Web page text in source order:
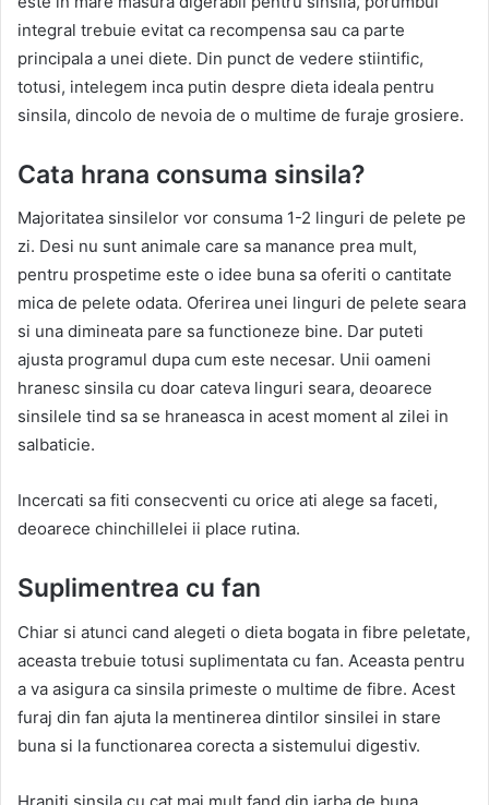
integral trebuie evitat ca recompensa sau ca parte
principala a unei diete. Din punct de vedere stiintific,
totusi, intelegem inca putin despre dieta ideala pentru
sinsila, dincolo de nevoia de o multime de furaje grosiere.
Cata hrana consuma sinsila?
Majoritatea sinsilelor vor consuma 1-2 linguri de pelete pe
zi. Desi nu sunt animale care sa manance prea mult,
pentru prospetime este o idee buna sa oferiti o cantitate
mica de pelete odata. Oferirea unei linguri de pelete seara
si una dimineata pare sa functioneze bine. Dar puteti
ajusta programul dupa cum este necesar. Unii oameni
hranesc sinsila cu doar cateva linguri seara, deoarece
sinsilele tind sa se hraneasca in acest moment al zilei in
salbaticie.
Incercati sa fiti consecventi cu orice ati alege sa faceti,
deoarece chinchillelei ii place rutina.
Suplimentrea cu fan
Chiar si atunci cand alegeti o dieta bogata in fibre peletate,
aceasta trebuie totusi suplimentata cu fan. Aceasta pentru
a va asigura ca sinsila primeste o multime de fibre. Acest
furaj din fan ajuta la mentinerea dintilor sinsilei in stare
buna si la functionarea corecta a sistemului digestiv.